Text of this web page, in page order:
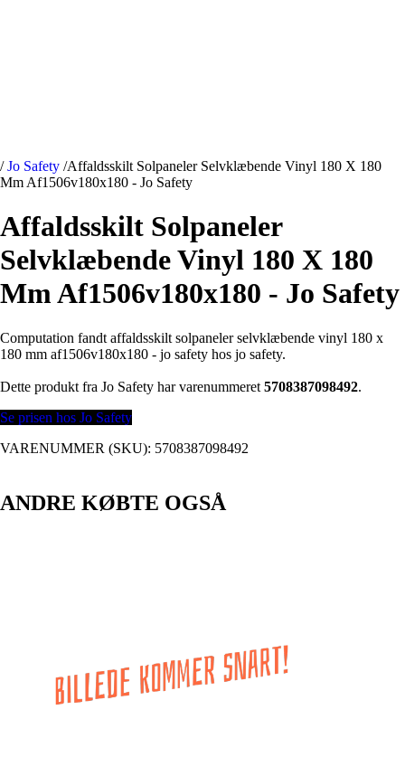
/ Jo Safety /Affaldsskilt Solpaneler Selvklæbende Vinyl 180 X 180
Mm Af1506v180x180 - Jo Safety
Affaldsskilt Solpaneler
Selvklæbende Vinyl 180 X 180
Mm Af1506v180x180 - Jo Safety
Computation fandt affaldsskilt solpaneler selvklæbende vinyl 180 x
180 mm af1506v180x180 - jo safety hos jo safety.
Dette produkt fra Jo Safety har varenummeret 5708387098492.
Se prisen hos Jo Safety
VARENUMMER (SKU): 5708387098492
ANDRE KØBTE OGSÅ